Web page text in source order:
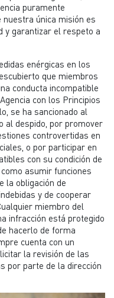
puramente
nuestra única misión es
y garantizar el respeto a
enérgicas en los
que miembros
conducta incompatible
con los Principios
se ha sancionado al
al despido, por promover
controvertidas en
o por participar en
con su condición de
asumir funciones
la obligación de
y de cooperar
miembro del
infracción está protegido
hacerlo de forma
cuenta con un
la revisión de las
por parte de la dirección